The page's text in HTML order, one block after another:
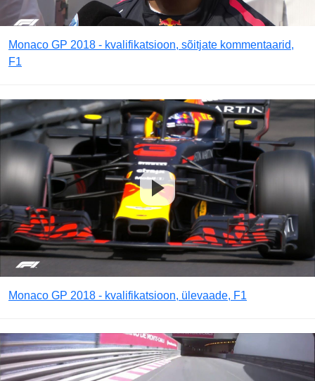
Monaco GP 2018 - kvalifikatsioon, sõitjate kommentaarid,
F1
Monaco GP 2018 - kvalifikatsioon, ülevaade, F1